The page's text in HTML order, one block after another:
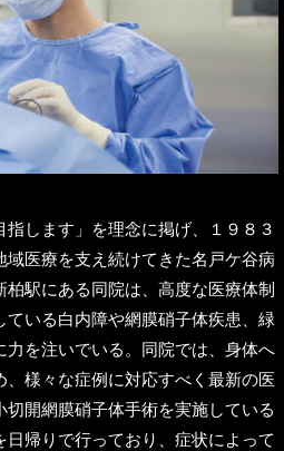
します」を理念に掲げ、１９８３
医療を支え続けてきた名戸ケ谷病
駅にある同院は、高度な医療体制
ている白内障や網膜硝子体疾患、緑
力を注いでいる。同院では、身体へ
様々な症例に対応すべく最新の医
開網膜硝子体手術を実施している
帰りで行っており、症状によって